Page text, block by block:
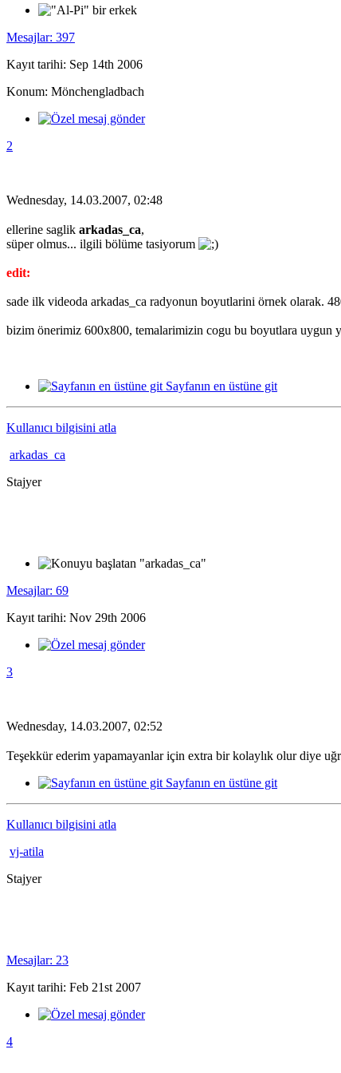
Mesajlar: 397
Kayıt tarihi: Sep 14th 2006
Konum: Mönchengladbach
2
Wednesday, 14.03.2007, 02:48
ellerine saglik arkadas_ca,
süper olmus... ilgili bölüme tasiyorum
edit:
sade ilk videoda arkadas_ca radyonun boyutlarini örnek olarak.
bizim önerimiz 600x800, temalarimizin cogu bu boyutlara uygun
Sayfanın en üstüne git
Kullanıcı bilgisini atla
arkadas_ca
Stajyer
Mesajlar: 69
Kayıt tarihi: Nov 29th 2006
3
Wednesday, 14.03.2007, 02:52
Teşekkür ederim yapamayanlar için extra bir kolaylık olur diye
Sayfanın en üstüne git
Kullanıcı bilgisini atla
vj-atila
Stajyer
Mesajlar: 23
Kayıt tarihi: Feb 21st 2007
4